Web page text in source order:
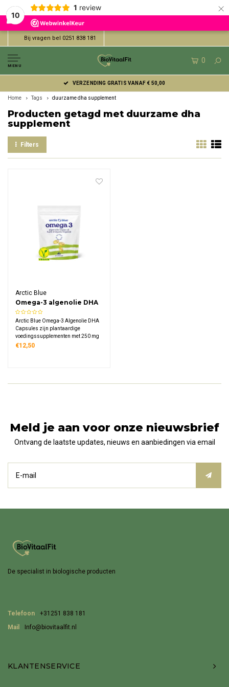
10
1 review ×
Bij vragen bel 0251 838 181
MENU
0
VERZENDING GRATIS VANAF € 50,00
Home Tags duurzame dha supplement
Producten getagd met duurzame dha
supplement
Filters
Arctic Blue
Omega-3 algenolie DHA
Capsules
Arctic Blue Omega-3 Algenolie DHA
Capsules zijn plantaardige
voedingssupplementen met 250 mg
DHA per capsule uit duurzaam
€12,50
Meld je aan voor onze nieuwsbrief
Ontvang de laatste updates, nieuws en aanbiedingen via email
De specialist in biologische producten
Telefoon
+31251 838 181
Mail
Info@biovitaalfit.nl
KLANTENSERVICE